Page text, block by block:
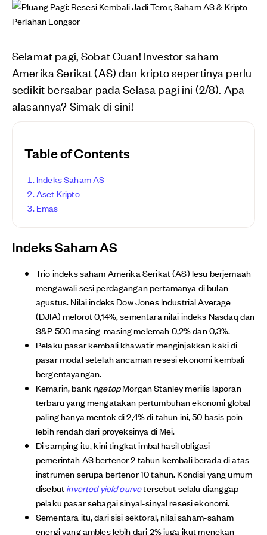
Selamat pagi, Sobat Cuan! Investor saham
Amerika Serikat (AS) dan kripto sepertinya perlu
sedikit bersabar pada Selasa pagi ini (2/8). Apa
alasannya? Simak di sini!
Table of Contents
Indeks Saham AS
Aset Kripto
Emas
Indeks Saham AS
Trio indeks saham Amerika Serikat (AS) lesu berjemaah
mengawali sesi perdagangan pertamanya di bulan
agustus. Nilai indeks Dow Jones Industrial Average
(DJIA) melorot 0,14%, sementara nilai indeks Nasdaq dan
S&P 500 masing-masing melemah 0,2% dan 0,3%.
Pelaku pasar kembali khawatir menginjakkan kaki di
pasar modal setelah ancaman resesi ekonomi kembali
bergentayangan.
Kemarin, bank ngetopMorgan Stanley merilis laporan
terbaru yang mengatakan pertumbuhan ekonomi global
paling hanya mentok di 2,4% di tahun ini, 50 basis poin
lebih rendah dari proyeksinya di Mei.
Di samping itu, kini tingkat imbal hasil obligasi
pemerintah AS bertenor 2 tahun kembali berada di atas
instrumen serupa bertenor 10 tahun. Kondisi yang umum
disebutinverted yield curvetersebut selalu dianggap
pelaku pasar sebagai sinyal-sinyal resesi ekonomi.
Sementara itu, dari sisi sektoral, nilai saham-saham
energi yang ambles lebih dari 2% juga ikut menekan